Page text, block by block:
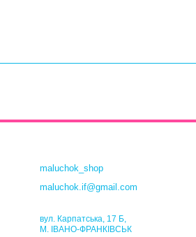
maluchok_shop
maluchok.if@gmail.com
вул. Карпатська, 17 Б,
М. ІВАНО-ФРАНКІВСЬК